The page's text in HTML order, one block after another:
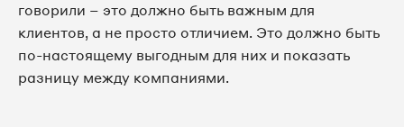
говорили – это должно быть важным для
клиентов, а не просто отличием. Это должно быть
по-настоящему выгодным для них и показать
разницу между компаниями.